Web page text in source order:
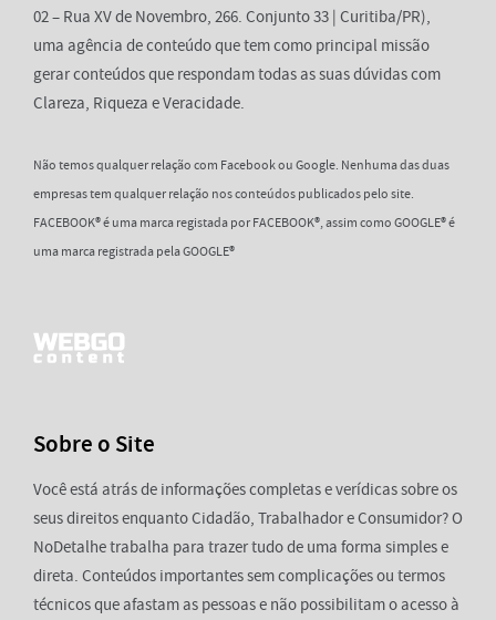
02 – Rua XV de Novembro, 266. Conjunto 33 | Curitiba/PR),
uma agência de conteúdo que tem como principal missão
gerar conteúdos que respondam todas as suas dúvidas com
Clareza, Riqueza e Veracidade.
Não temos qualquer relação com Facebook ou Google. Nenhuma das duas
empresas tem qualquer relação nos conteúdos publicados pelo site.
FACEBOOK® é uma marca registada por FACEBOOK®, assim como GOOGLE® é
uma marca registrada pela GOOGLE®
Sobre o Site
Você está atrás de informações completas e verídicas sobre os
seus direitos enquanto Cidadão, Trabalhador e Consumidor? O
NoDetalhe trabalha para trazer tudo de uma forma simples e
direta. Conteúdos importantes sem complicações ou termos
técnicos que afastam as pessoas e não possibilitam o acesso à